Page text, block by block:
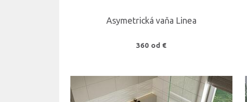
Asymetrická vaňa Linea
360 od €